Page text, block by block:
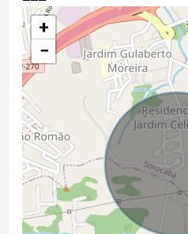
+
−